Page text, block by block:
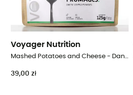
Voyager Nutrition
Mashed Potatoes and Cheese - Danie główne
39,00 zł